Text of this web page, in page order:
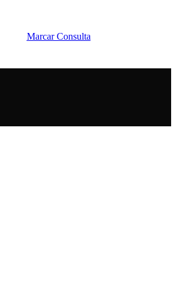
Marcar Consulta